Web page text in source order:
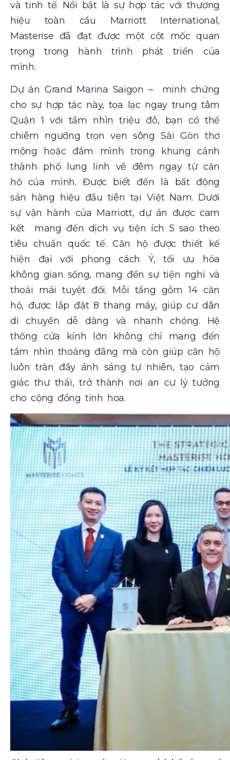
và tinh tế. Nổi bật là sự hợp tác với thương
hiệu toàn cầu Marriott International,
Masterise đã đạt được một cột mốc quan
trọng trong hành trình phát triển của
mình.
Dự án Grand Marina Saigon – minh chứng
cho sự hợp tác này, tọa lạc ngay trung tâm
Quận 1 với tầm nhìn triệu đô, bạn có thể
chiêm ngưỡng trọn vẹn sông Sài Gòn thơ
mộng hoặc đắm mình trong khung cảnh
thành phố lung linh về đêm ngay từ căn
hộ của mình. Được biết đến là bất động
sản hàng hiệu đầu tiên tại Việt Nam. Dưới
sự vận hành của Marriott, dự án được cam
kết mang đến dịch vụ tiện ích 5 sao theo
tiêu chuẩn quốc tế. Căn hộ được thiết kế
hiện đại với phong cách Ý, tối ưu hóa
không gian sống, mang đến sự tiện nghi và
thoải mái tuyệt đối. Mỗi tầng gồm 14 căn
hộ, được lắp đặt 8 thang máy, giúp cư dân
di chuyển dễ dàng và nhanh chóng. Hệ
thống cửa kính lớn không chỉ mang đến
tầm nhìn thoáng đãng mà còn giúp căn hộ
luôn tràn đầy ánh sáng tự nhiên, tạo cảm
giác thư thái, trở thành nơi an cư lý tưởng
cho cộng đồng tinh hoa.